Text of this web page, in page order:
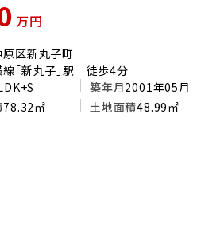
万円
区新丸子町
「新丸子」駅 徒歩4分
築年月2001年05月
78.32㎡ 土地面積48.99㎡